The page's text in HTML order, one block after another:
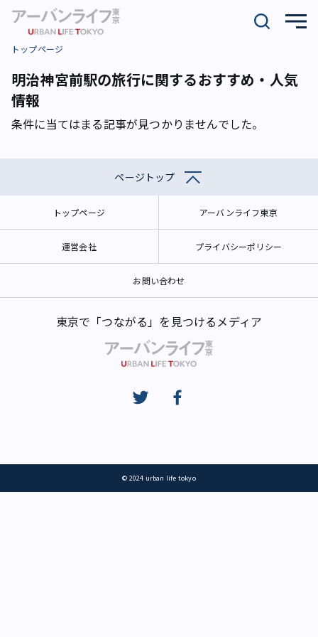
トップページ
明治神宮前駅の旅行に関するおすすめ・人気
情報
条件に当てはまる記事が見つかりませんでした。
ページトップ
トップページ アーバンライフ東京
運営会社 プライバシーポリシー
お問い合わせ
東京で「つながる」を見つけるメディア
© 2024 urban life tokyo